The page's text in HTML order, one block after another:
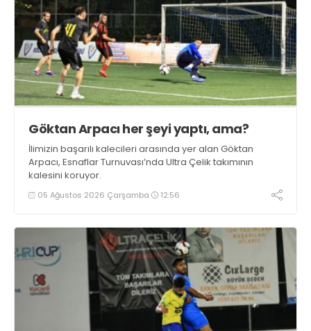
Göktan Arpacı her şeyi yaptı, ama?
İlimizin başarılı kalecileri arasında yer alan Göktan
Arpacı, Esnaflar Turnuvası’nda Ultra Çelik takımının
kalesini koruyor.
05 Ağustos 2026 Çarşamba 12:56